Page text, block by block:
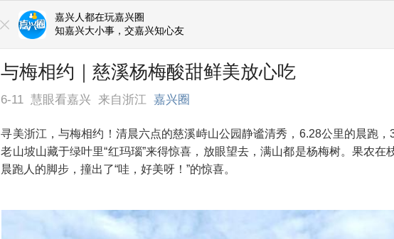
嘉兴人都在玩嘉兴圈
知嘉兴大小事，交嘉兴知心友
与梅相约｜慈溪杨梅酸甜鲜美放心吃
6-11 慧眼看嘉兴 来自浙江 嘉兴圈
寻美浙江，与梅相约！清晨六点的慈溪峙山公园静谧清秀，6.28公里的晨跑
老山坡山藏于绿叶里“红玛瑙”来得惊喜，放眼望去，满山都是杨梅树。果农在
晨跑人的脚步，撞出了“哇，好美呀！”的惊喜。